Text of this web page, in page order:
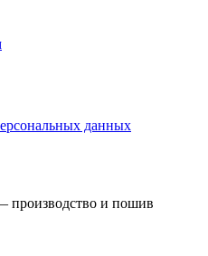
данных
и пошив